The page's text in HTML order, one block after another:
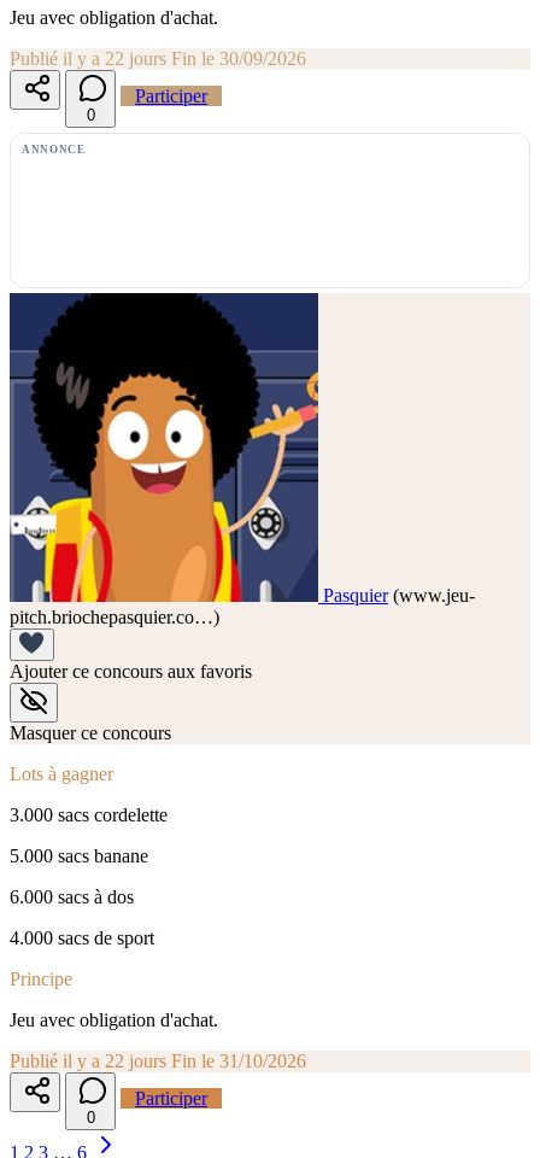
Jeu avec obligation d'achat.
Publié il y a 22 jours Fin le 30/09/2026
0
Participer
ANNONCE
Pasquier (www.jeu-
pitch.briochepasquier.co…)
Ajouter ce concours aux favoris
Masquer ce concours
Lots à gagner
3.000 sacs cordelette
5.000 sacs banane
6.000 sacs à dos
4.000 sacs de sport
Principe
Jeu avec obligation d'achat.
Publié il y a 22 jours Fin le 31/10/2026
0
Participer
1 2 3 … 6